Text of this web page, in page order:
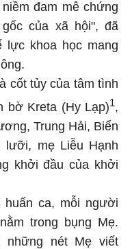
đam mê chứng
của xã hội", đã
lực khoa học mang
cốt tủy của tâm tình
bờ Kreta (Hy Lạp)1,
Trung Hải, Biển
lưỡi, mẹ Liễu Hạnh
khởi đầu của khởi
ca, mỗi người
trong bụng Mẹ.
những nét Mẹ viết